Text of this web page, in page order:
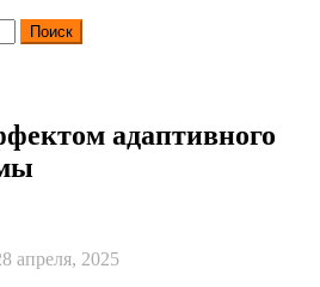
адаптивного
апреля, 2025